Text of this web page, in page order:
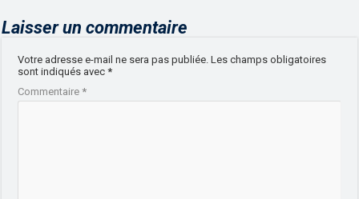
Laisser un commentaire
Votre adresse e-mail ne sera pas publiée. Les champs obligatoires
sont indiqués avec*
Commentaire*